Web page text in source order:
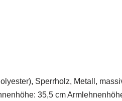
Sperrholz, Metall,
35,5 cm